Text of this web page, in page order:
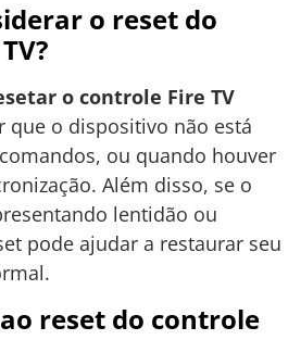
o reset do
o controle Fire TV
que o dispositivo não está
ou quando houver
Além disso, se o
lentidão ou
pode ajudar a restaurar seu
reset do controle